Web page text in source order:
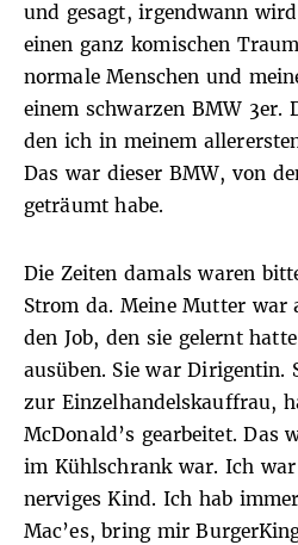
und gesagt, irgendwann
einen ganz komischen
normale Menschen und
einem schwarzen BMW 3er.
den ich in meinem
Das war dieser BMW, von
geträumt habe.
Die Zeiten damals waren
Strom da. Meine Mutter war
den Job, den sie gelernt
ausüben. Sie war Dirigentin.
zur Einzelhandelskauffrau,
McDonald’s gearbeitet. Das
im Kühlschrank war. Ich
nerviges Kind. Ich hab
Mac’es, bring mir